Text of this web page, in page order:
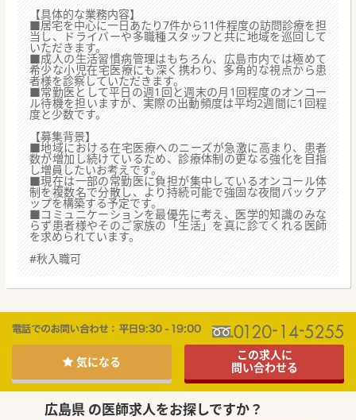
【具体的な業務内容】
■居宅を中心に一日あたり7件から11件程度の訪問診療を担
当し、ドライバーや多職種スタッフと共に地域を巡回して
いただきます。
■成人の生活習慣病管理はもちろん、広島市内では極めて
希少な小児在宅医療にも深く携わり、多角的な視点から患
者様を診察していただきます。
■常勤医として平日の週1回と週末の月1回程度のオンコー
ル待機を担いますが、実際の出動頻度は平均2週間に1回程
度と少数です。
【募集背景】
■地域における在宅医療へのニーズが急激に高まり、患者
数が増加し続けているため、診療体制の更なる強化を目指
し増員したいお考えです。
■現在は一部の常勤医に負担が集中しているオンコール体
制を複数名で分散し、より持続可能で強固な夜間バックア
ップを構築する予定です。
■コミュニケーションを最優先に考え、医学的知識のみな
らず患者様やそのご家族の「生活」を真に診てくれる医師
を求められています。
#秋入職可
気になる
この求人に
問い合わせる
広島県 の医師求人をお探しですか？